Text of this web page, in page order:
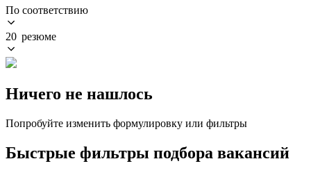
По соответствию
20 резюме
Ничего не нашлось
Попробуйте изменить формулировку или фильтры
Быстрые фильтры подбора вакансий